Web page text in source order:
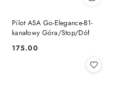
Pilot ASA Go-Elegance-B1-
kanałowy Góra/Stop/Dół
Cena:
175.00